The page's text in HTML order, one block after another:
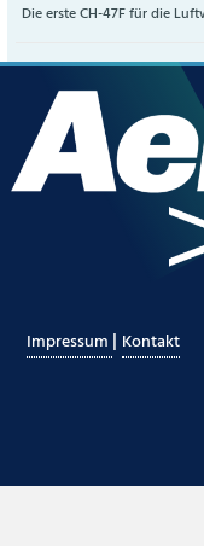
Die erste CH-47F für die
Impressum | Kontakt